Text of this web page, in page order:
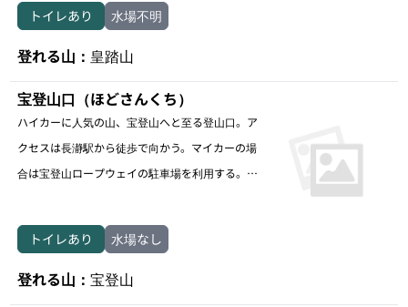
トイレあり 水場不明
登れる山： 皇踏山
宝登山口（ほどさんくち）
ハイカーに人気の山、宝登山へと至る登山口。ア
クセスは長瀞駅から徒歩で向かう。マイカーの場
合は宝登山ロープウェイの駐車場を利用する。宝
トイレあり 水場なし
登れる山： 宝登山